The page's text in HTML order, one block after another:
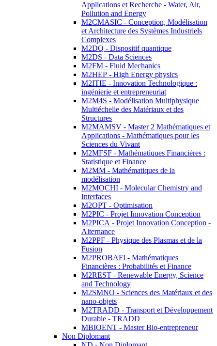
Applications et Recherche - Water, Air,
Pollution and Energy
M2CMASIC - Conception, Modélisation
et Architecture des Systèmes Industriels
Complexes
M2DQ - Dispositif quantique
M2DS - Data Sciences
M2FM - Fluid Mechanics
M2HEP - High Energy physics
M2ITIE - Innovation Technologique :
ingénierie et entrepreneuriat
M2M4S - Modélisation Multiphysique
Multiéchelle des Matériaux et des
Structures
M2MAMSV - Master 2 Mathématiques et
Applications - Mathématiques pour les
Sciences du Vivant
M2MFSF - Mathématiques Financières :
Statistique et Finance
M2MM - Mathématiques de la
modélisation
M2MOCHI - Molecular Chemistry and
Interfaces
M2OPT - Optimisation
M2PIC - Projet Innovation Conception
M2PICA - Projet Innovation Conception -
Alternance
M2PPF - Physique des Plasmas et de la
Fusion
M2PROBAFI - Mathématiques
Financières : Probabilités et Finance
M2REST - Renewable Energy, Science
and Technology
M2SMNO - Sciences des Matériaux et des
nano-objets
M2TRADD - Transport et Développement
Durable - TRADD
MBIOENT - Master Bio-entrepreneur
Non Diplomant